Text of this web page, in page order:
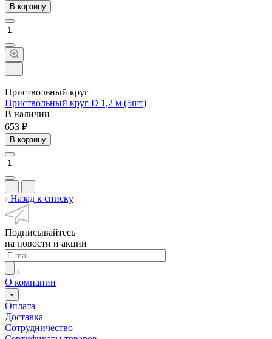
В корзину
Приствольный круг
Приствольный круг D 1,2 м (5шт)
В наличии
653 ₽
В корзину
Назад к списку
Подписывайтесь
на новости и акции
О компании
Оплата
Доставка
Сотрудничество